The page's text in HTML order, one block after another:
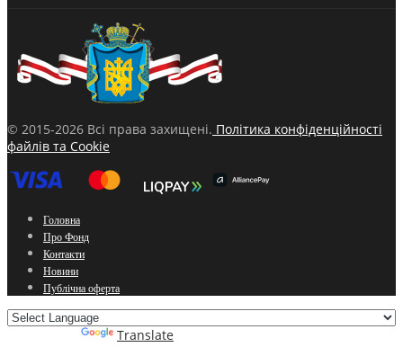
© 2015-2026 Всі права захищені. Політика конфіденційності
файлів та Cookie
Головна
Про Фонд
Контакти
Новини
Публічна оферта
Translate